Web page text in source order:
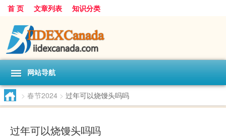
首 页 文章列表 知识分类
网站导航
> 春节2024 > 过年可以烧馒头吗吗
过年可以烧馒头吗吗